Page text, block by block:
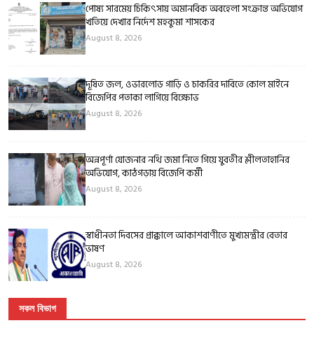
পোষ্য সারমেয় চিকিৎসায় অমানবিক অবহেলা সংক্রান্ত অভিযোগ
খতিয়ে দেখার নির্দেশ মহকুমা শাসকের
August 8, 2026
দূষিত জল, ওভারলোড গাড়ি ও চাকরির দাবিতে কোল মাইনে
বিজেপির পতাকা লাগিয়ে বিক্ষোভ
August 8, 2026
অন্নপূর্ণা যোজনার নথি জমা নিতে গিয়ে যুবতীর শ্লীলতাহানির
অভিযোগ, কাঠগড়ায় বিজেপি কর্মী
August 8, 2026
স্বাধীনতা দিবসের প্রাক্কালে আকাশবাণীতে মুখ্যমন্ত্রীর বেতার
ভাষণ
August 8, 2026
সকল বিভাগ